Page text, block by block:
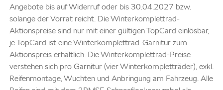
Angebote bis auf Widerruf oder bis 30.04.2027 bzw.
solange der Vorrat reicht. Die Winterkomplettrad-
Aktionspreise sind nur mit einer gültigen TopCard einlösbar,
je TopCard ist eine Winterkomplettrad-Garnitur zum
Aktionspreis erhältlich. Die Winterkomplettrad-Preise
verstehen sich pro Garnitur (vier Winterkompletträder), exkl.
Reifenmontage, Wuchten und Anbringung am Fahrzeug. Alle